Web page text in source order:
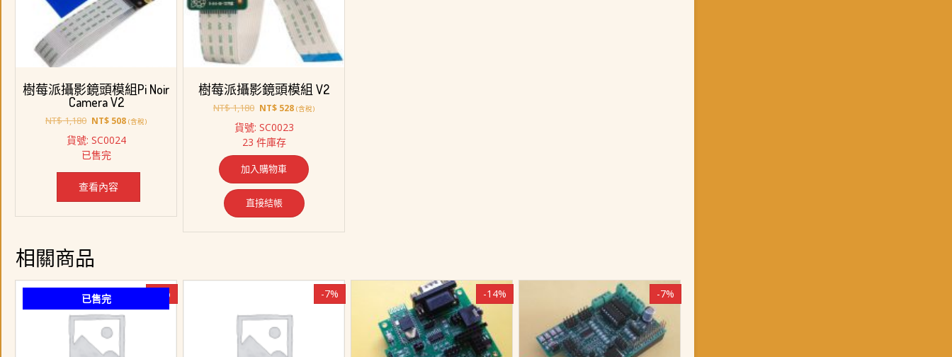
樹莓派攝影鏡頭模組Pi Noir
Camera V2
NT$1,180 原
價
格：
NT$ 1,180。
NT$ 508目
價
NT$ 508。
(含稅)
貨號: SC0024
已售完
查看內容
樹莓派攝影鏡頭模組 V2
NT$1,180 原
價
格：
NT$ 1,180。
NT$ 528目
NT$ 528。
(含稅)
貨號: SC0023
23 件庫存
加入購物車
直接結帳
相關商品
已售完 -8% -7% -14% -7%